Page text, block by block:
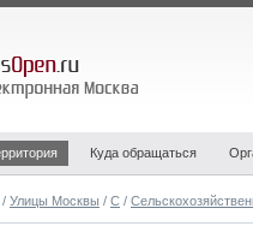
Куда обращаться
/ Улицы Москвы / С /